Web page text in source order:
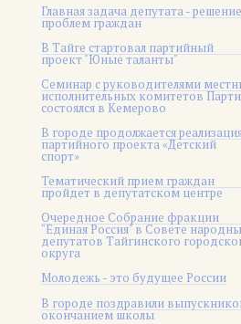
Главная задача депутата - решение
проблем граждан
В Тайге стартовал партийный
проект "Юные таланты"
Семинар с руководителями
исполнительных комитетов
состоялся в Кемерово
В городе продолжается
партийного проекта «Детский
спорт»
Тематический прием граждан
пройдет в депутатском центре
Очередное Собрание фракции
"Единая Россия" в Совете
депутатов Тайгинского
округа
Молодежь - это будущее России
В городе поздравили
окончанием школы